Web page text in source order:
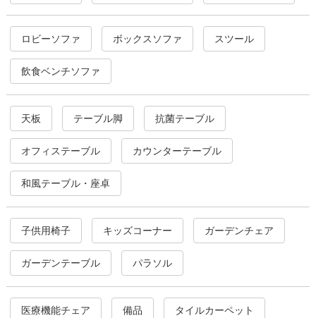
ロビーソファ ボックスソファ スツール
飲食ベンチソファ
天板 テーブル脚 抗菌テーブル
オフィステーブル カウンターテーブル
和風テーブル・座卓
子供用椅子 キッズコーナー ガーデンチェア
ガーデンテーブル パラソル
医療機能チェア 備品 タイルカーペット